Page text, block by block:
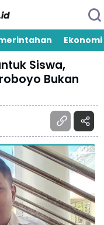
Ekonomi
Siswa,
Bukan